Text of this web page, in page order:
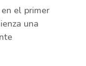
el primer
una